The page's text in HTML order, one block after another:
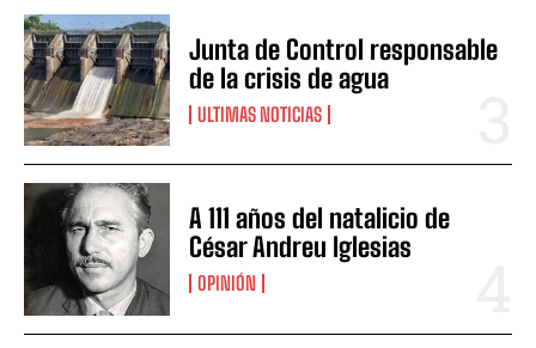
Junta de Control responsable
de la crisis de agua
ULTIMAS NOTICIAS
A 111 años del natalicio de
César Andreu Iglesias
OPINIÓN